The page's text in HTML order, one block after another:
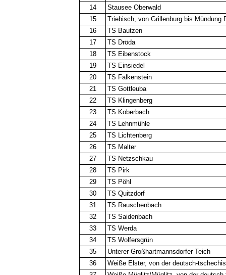
14
Stausee Oberwald
15
Triebisch, von Grillenburg bis Mündung
16
TS Bautzen
17
TS Dröda
18
TS Eibenstock
19
TS Einsiedel
20
TS Falkenstein
21
TS Gottleuba
22
TS Klingenberg
23
TS Koberbach
24
TS Lehnmühle
25
TS Lichtenberg
26
TS Malter
27
TS Netzschkau
28
TS Pirk
29
TS Pöhl
30
TS Quitzdorf
31
TS Rauschenbach
32
TS Saidenbach
33
TS Werda
34
TS Wolfersgrün
35
Unterer Großhartmannsdorfer Teich
36
Weiße Elster, von der deutsch-